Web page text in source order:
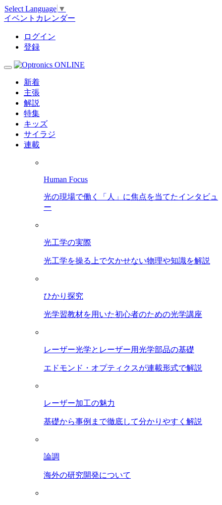
Select Language ▼
イベントカレンダー
ログイン
登録
新着
主張
解説
特集
キッズ
サイラジ
連載
Human Focus
光の現場で働く「人」に焦点を当てたインタビュ
ー
光工学の実際
光工学を操る上で欠かせない物理や知識を解説
ひかり探究
光学習教材を用いた初心者のための光学講座
レーザー光学とレーザー用光学部品の基礎
エドモンド・オプティクスが連載形式で解説
レーザー加工の魅力
基礎から事例まで徹底して分かりやすく解説
論調
海外の研究開発について